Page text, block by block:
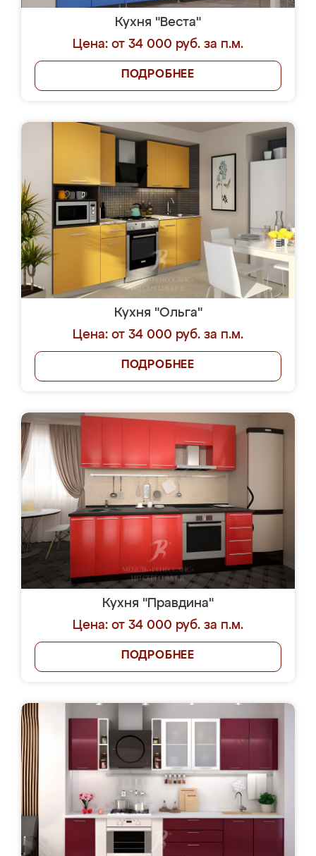
Кухня "Веста"
Цена: от 34 000 руб. за п.м.
ПОДРОБНЕЕ
Кухня "Ольга"
Цена: от 34 000 руб. за п.м.
ПОДРОБНЕЕ
Кухня "Правдина"
Цена: от 34 000 руб. за п.м.
ПОДРОБНЕЕ